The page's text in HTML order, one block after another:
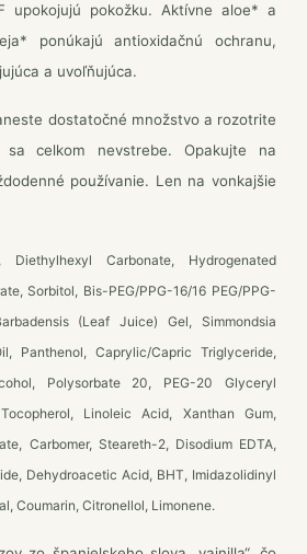
upokojujú pokožku. Aktívne aloe* a
ponúkajú antioxidačnú ochranu,
a uvoľňujúca.
dostatočné množstvo a rozotrite
sa celkom nevstrebe. Opakujte na
používanie. Len na vonkajšie
Carbonate, Hydrogenated
Sorbitol, Bis-PEG/PPG-16/16 PEG/PPG-
(Leaf Juice) Gel, Simmondsia
Panthenol, Caprylic/Capric Triglyceride,
Polysorbate 20, PEG-20 Glyceryl
Linoleic Acid, Xanthan Gum,
Carbomer, Steareth-2, Disodium EDTA,
Dehydroacetic Acid, BHT, Imidazolidinyl
Coumarin, Citronellol, Limonene.